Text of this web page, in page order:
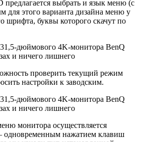
предлагается выбрать и язык меню (с
для этого варианта дизайна меню у
шрифта, буквы которого скачут по
проверить текущий режим
настройки к заводским.
монитора осуществляется
нажатием клавиш